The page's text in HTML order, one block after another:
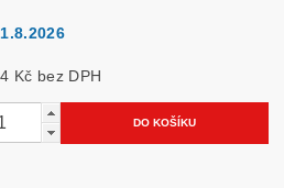
54 Kč bez DPH